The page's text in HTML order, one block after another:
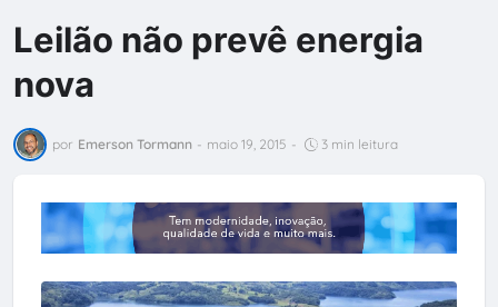
Leilão não prevê energia
nova
por Emerson Tormann - maio 19, 2015 - 3 min leitura